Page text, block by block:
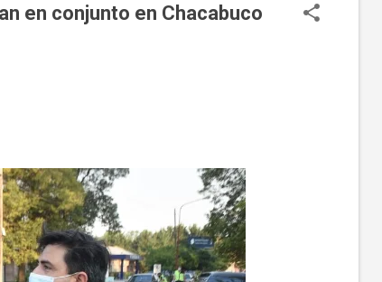
en conjunto en Chacabuco